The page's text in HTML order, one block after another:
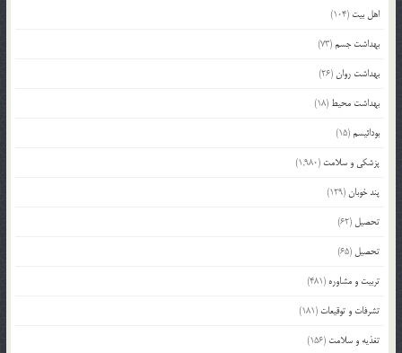
اهل بیت (104)
بهداشت جسم(73)
بهداشت روان(26)
بهداشت محیط (18)
بودائیسم(15)
پزشکی و سلامت (1,980)
پند خوبان(129)
تحصیل (62)
تحصیل (65)
تربیت و مشاوره (481)
تشرفات و توقیعات (181)
تغذیه و سلامت (156)